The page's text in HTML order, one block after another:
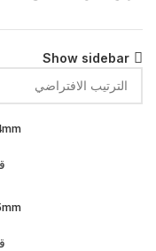
Show sidebar